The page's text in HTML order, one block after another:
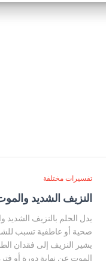
تفسيرات مختلفة
النزيف الشديد
يدل الحلم بالنزيف
صحية أو عاطفية تسبب
يشير النزيف إلى فقدان
الموت عن نهاية دورة أو